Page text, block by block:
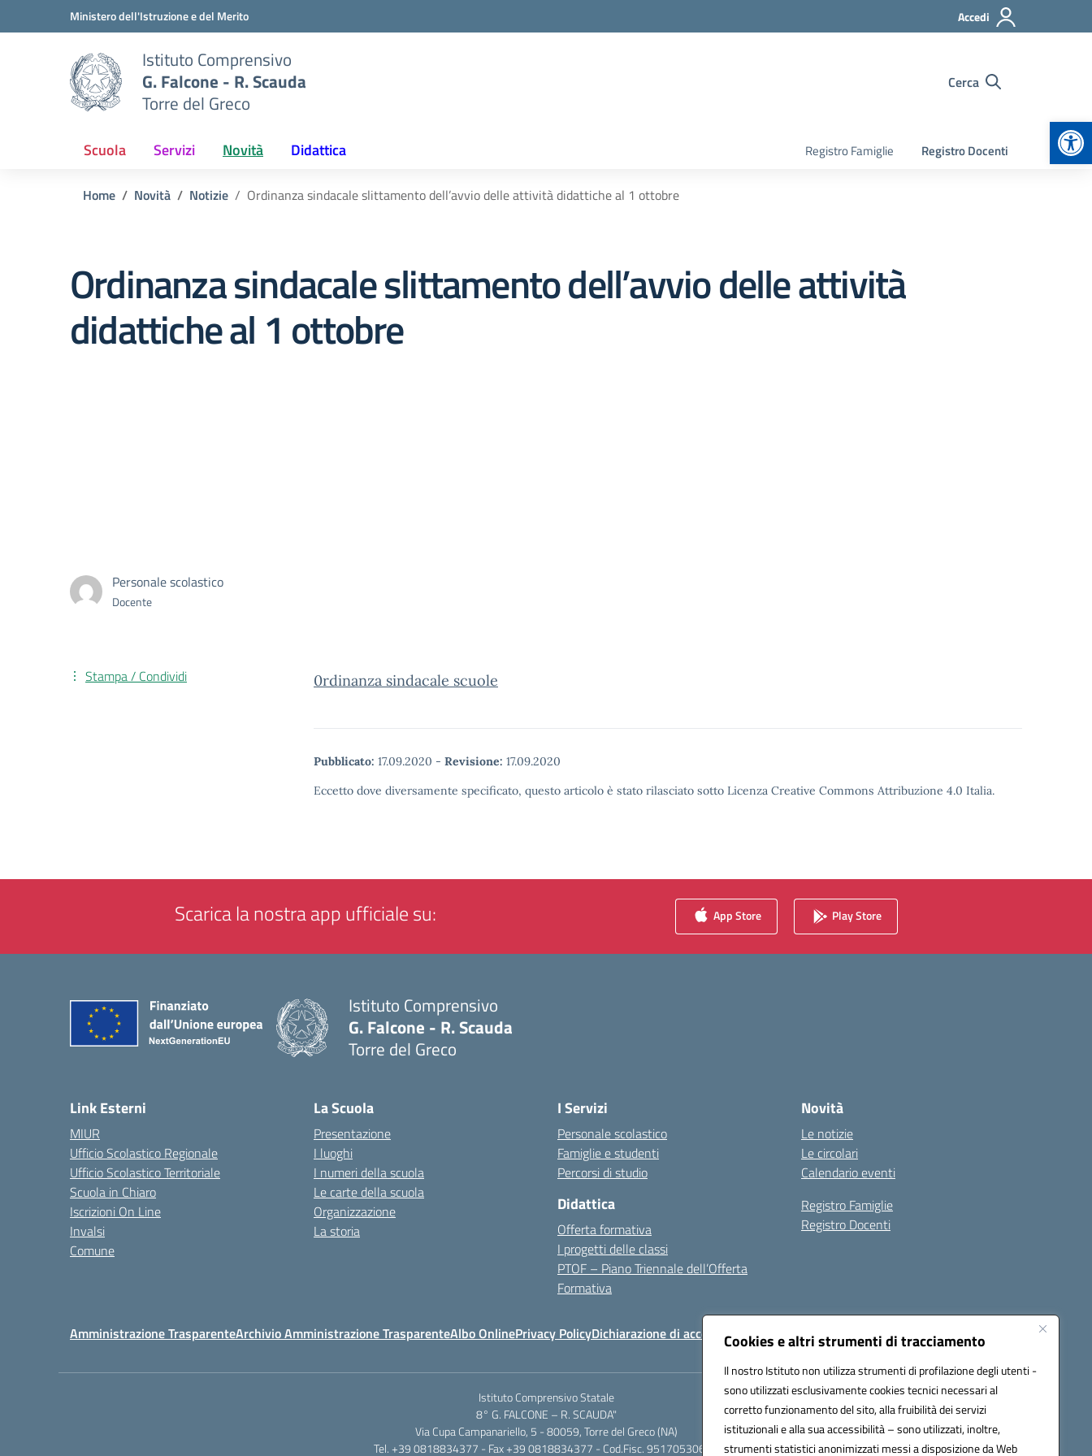
Cookies e altri strumenti di tracciamento
Il nostro Istituto non utilizza strumenti di profilazione degli utenti -
sono utilizzati esclusivamente cookies tecnici necessari al
corretto funzionamento del sito, alla fruibilità dei servizi
istituzionali e alla sua accessibilità – sono utilizzati, inoltre,
strumenti statistici anonimizzati messi a disposizione da Web
Vai ai contenuti
Vai al menu di navigazioneMinistero dell'Istruzione e del Merito Accedi
Istituto Comprensivo
G. Falcone - R. Scauda
Torre del Greco
Cerca
Scuola Servizi Novità Didattica Registro Famiglie Registro Docenti
Home Novità Notizie Ordinanza sindacale slittamento dell’avvio delle attività didattiche al 1 ottobre
Ordinanza sindacale slittamento dell’avvio delle attività
didattiche al 1 ottobre
Personale scolastico
Docente
0rdinanza sindacale scuole
Pubblicato: 17.09.2020 - Revisione: 17.09.2020
Eccetto dove diversamente specificato, questo articolo è stato rilasciato sotto Licenza Creative Commons Attribuzione 4.0 Italia.
Stampa / Condividi
Scarica la nostra app ufficiale su: App Store Play Store
Istituto Comprensivo
G. Falcone - R. Scauda
Torre del Greco
Link Esterni
MIUR
Ufficio Scolastico Regionale
Ufficio Scolastico Territoriale
Scuola in Chiaro
Iscrizioni On Line
Invalsi
Comune
La Scuola
Presentazione
I luoghi
I numeri della scuola
Le carte della scuola
Organizzazione
La storia
I Servizi
Personale scolastico
Famiglie e studenti
Percorsi di studio
Didattica
Offerta formativa
I progetti delle classi
PTOF – Piano Triennale dell’Offerta
Formativa
Novità
Le notizie
Le circolari
Calendario eventi
Registro Famiglie
Registro Docenti
Amministrazione TrasparenteArchivio Amministrazione TrasparenteAlbo OnlinePrivacy PolicyDichiarazione di accessibilità Note legali
Istituto Comprensivo Statale
8° G. FALCONE – R. SCAUDA"
Via Cupa Campanariello, 5 - 80059, Torre del Greco (NA)
Tel. +39 0818834377 - Fax +39 0818834377 - Cod.Fisc. 95170530638